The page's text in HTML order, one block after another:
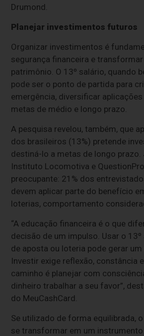
Drumond.
Planejar investimentos futuros
Organizar investimentos é
segurança financeira e transformar
patrimônio. O 13º salário, quando
pode ser o ponto de partida para
emergência, diversificar
metas de médio e longo prazo.
A pesquisa revelou, também, que
dos brasileiros (13%) pretende
destiná-lo a metas de longo prazo.
Instituto Locomotiva e QuestionPro
preocupante: 21% dos
devem aplicar parte do benefício
loterias, comportamento
“A educação financeira é o que
decisão de um impulso. Usar o
de aposta ou loteria pode gerar um
Investir exige reflexão, constância
caminho é planejar com
dinheiro trabalhar a seu favor”,
do MeuCashCard.
Se utilizado de forma equilibrada,
se transformar em um instrumento